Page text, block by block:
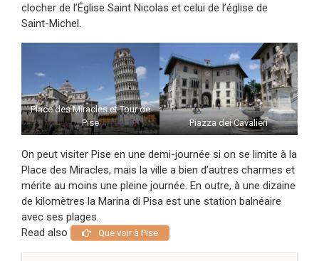
clocher de l’Église Saint Nicolas et celui de l’église de
Saint-Michel.
Place des Miracles et Tour de
Pise
Piazza dei Cavalieri
On peut visiter Pise en une demi-journée si on se limite à la
Place des Miracles, mais la ville a bien d’autres charmes et
mérite au moins une pleine journée. En outre, à une dizaine
de kilomètres la Marina di Pisa est une station balnéaire
avec ses plages.
Read also
Que voir à Pise